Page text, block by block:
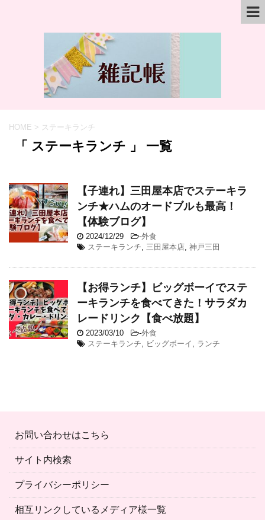
HOME > ステーキランチ
「 ステーキランチ 」 一覧
【子連れ】三田屋本店でステーキラ
ンチ★ハムのオードブルも最高！
【体験ブログ】
2024/12/29 -外食
ステーキランチ, 三田屋本店, 神戸三田
【お得ランチ】ビッグボーイでステ
ーキランチを食べてきた！サラダカ
レードリンク【食べ放題】
2023/03/10 -外食
ステーキランチ, ビッグボーイ , ランチ
お問い合わせはこちら
サイト内検索
プライバシーポリシー
相互リンクしているメディア様一覧